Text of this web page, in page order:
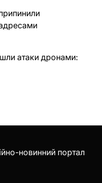
атаки дронами:
новинний портал